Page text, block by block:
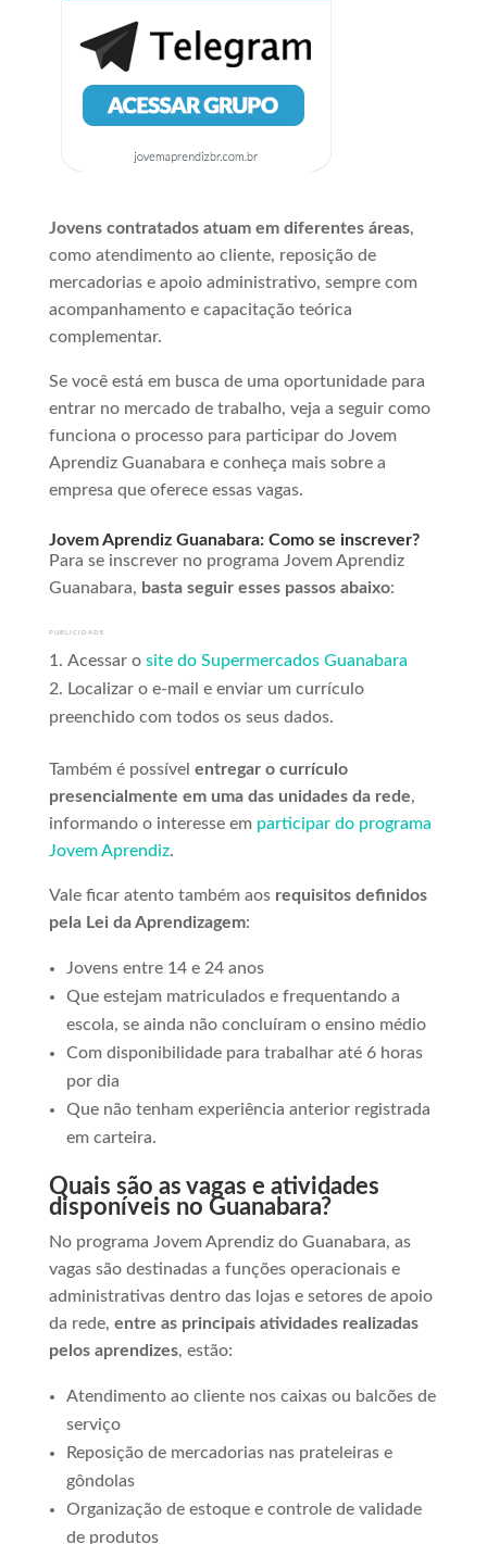
Jovens contratados atuam em diferentes áreas,
como atendimento ao cliente, reposição de
mercadorias e apoio administrativo, sempre com
acompanhamento e capacitação teórica
complementar.
Se você está em busca de uma oportunidade para
entrar no mercado de trabalho, veja a seguir como
funciona o processo para participar do Jovem
Aprendiz Guanabara e conheça mais sobre a
empresa que oferece essas vagas.
Jovem Aprendiz Guanabara: Como se inscrever?
Para se inscrever no programa Jovem Aprendiz
Guanabara, basta seguir esses passos abaixo:
PUBLICIDADE
Acessar o site do Supermercados Guanabara
Localizar o e-mail e enviar um currículo
preenchido com todos os seus dados.
Também é possível entregar o currículo
presencialmente em uma das unidades da rede,
informando o interesse em participar do programa
Jovem Aprendiz.
Vale ficar atento também aos requisitos definidos
pela Lei da Aprendizagem:
Jovens entre 14 e 24 anos
Que estejam matriculados e frequentando a
escola, se ainda não concluíram o ensino médio
Com disponibilidade para trabalhar até 6 horas
por dia
Que não tenham experiência anterior registrada
em carteira.
Quais são as vagas e atividades
disponíveis no Guanabara?
No programa Jovem Aprendiz do Guanabara, as
vagas são destinadas a funções operacionais e
administrativas dentro das lojas e setores de apoio
da rede, entre as principais atividades realizadas
pelos aprendizes, estão:
Atendimento ao cliente nos caixas ou balcões de
serviço
Reposição de mercadorias nas prateleiras e
gôndolas
Organização de estoque e controle de validade
de produtos